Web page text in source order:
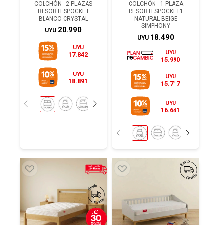
COLCHÓN - 2 PLAZAS
RESORTESPOCKET
BLANCO CRYSTAL
UYU 20.990
UYU
17.842
UYU
18.891
COLCHÓN - 1 PLAZA
RESORTESPOCKET1
NATURAL-BEIGE
SIMPHONY
UYU 18.490
UYU
15.990
UYU
15.717
UYU
16.641